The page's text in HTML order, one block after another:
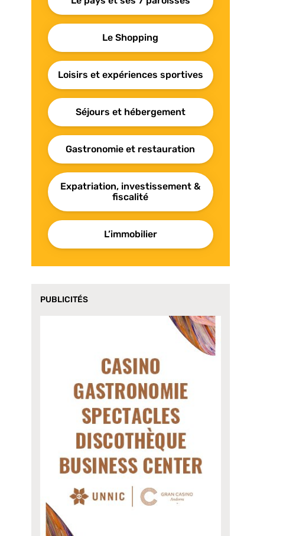
Le Shopping
Loisirs et expériences sportives
Séjours et hébergement
Gastronomie et restauration
Expatriation, investissement &
fiscalité
L’immobilier
PUBLICITÉS